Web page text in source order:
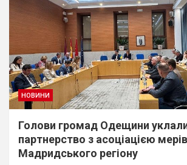
НОВИНИ
Голови громад Одещини
партнерство з асоціацією мерів
Мадридського регіону